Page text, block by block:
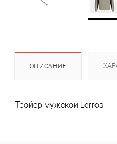
ОПИСАНИЕ
Тройер мужской Lerros